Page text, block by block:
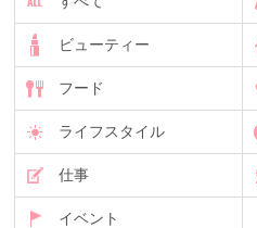
ビューティー
フード
ライフスタイル
仕事
イベント